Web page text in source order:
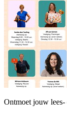
Ontmoet jouw